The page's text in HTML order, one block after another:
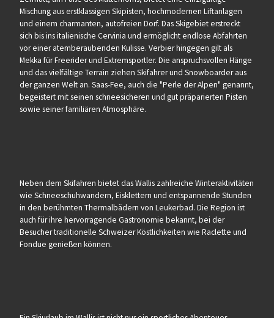
Mischung aus erstklassigen Skipisten, hochmodernen Liftanlagen
und einem charmanten, autofreien Dorf. Das Skigebiet erstreckt
sich bis ins italienische Cervinia und ermöglicht endlose Abfahrten
vor einer atemberaubenden Kulisse. Verbier hingegen gilt als
Mekka für Freerider und Extremsportler. Die anspruchsvollen Hänge
und das vielfältige Terrain ziehen Skifahrer und Snowboarder aus
der ganzen Welt an. Saas-Fee, auch die "Perle der Alpen" genannt,
begeistert mit seinen schneesicheren und gut präparierten Pisten
sowie seiner familiären Atmosphäre.
Neben dem Skifahren bietet das Wallis zahlreiche Winteraktivitäten
wie Schneeschuhwandern, Eisklettern und entspannende Stunden
in den berühmten Thermalbädern von Leukerbad. Die Region ist
auch für ihre hervorragende Gastronomie bekannt, bei der
Besucher traditionelle Schweizer Köstlichkeiten wie Raclette und
Fondue genießen können.